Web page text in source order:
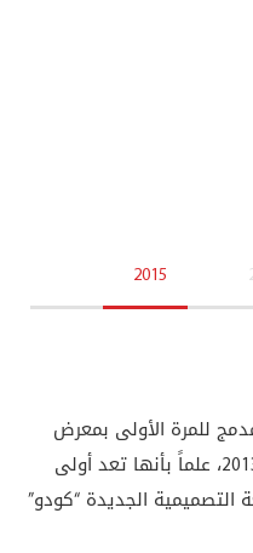
2015
للمرة الأولى بمعرض
فرانكفورت 2011 كونه موديل عام 2013، علماً بأنها تعد أولى
الجديدة “كودو”